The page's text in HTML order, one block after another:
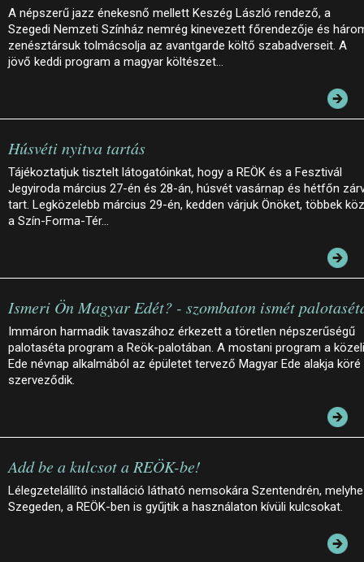
A népszerű jazz énekesnő mellett Keszég László rendező, a
Szegedi Nemzeti Színház nemrég kinevezett főrendezője és
zenésztársuk tolmácsolja az avantgarde költő szabadverseit. A
jövő keddi program a magyar költészet…
Húsvéti nyitva tartás
Tájékoztatjuk tisztelt látogatóinkat, hogy a REÖK és a Fesztivál
Jegyiroda március 27-én és 28-án, húsvét vasárnap és hétfőn
tart. Legközelebb március 29-én, kedden várjuk Önöket, többek
a Szín-Forma-Tér…
Ismeri Ön Magyar Edét? - szombaton ismét
Immáron harmadik tavaszához érkezett a töretlen népszerűségű
palotaséta program a Reök-palotában. A mostani program a közeli
Ede névnap alkalmából az épületet tervező Magyar Ede alakja köré
szerveződik.
Add be a kulcsot a REÖK-be!
Lélegzetelállító installáció látható nemsokára Szentendrén,
Szegeden, a REÖK-ben is gyűjtik a használaton kívüli kulcsokat.